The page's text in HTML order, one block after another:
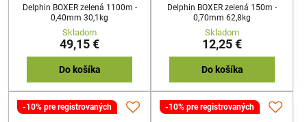
Delphin BOXER zelená 1100m -
0,40mm 30,1kg
Skladom
49,15 €
Do košíka
Delphin BOXER zelená 150m -
0,70mm 62,8kg
Skladom
12,25 €
Do košíka
-10% pre registrovaných -10% pre registrovaných